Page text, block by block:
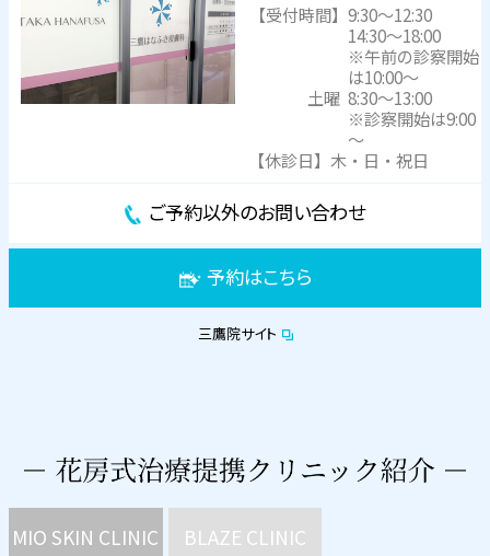
【受付時間】9:30～12:30
14:30～18:00
※午前の診察開始
は10:00～
土曜 8:30～13:00
※診察開始は9:00
～
【休診日】木・日・祝日
ご予約以外のお問い合わせ
予約はこちら
三鷹院サイト
MIO SKIN CLINIC BLAZE CLINIC